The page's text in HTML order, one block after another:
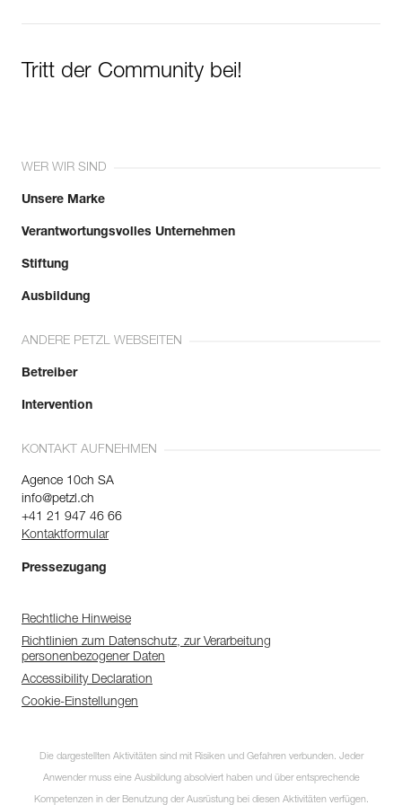
Tritt der Community bei!
WER WIR SIND
Unsere Marke
Verantwortungsvolles Unternehmen
Stiftung
Ausbildung
ANDERE PETZL WEBSEITEN
Betreiber
Intervention
KONTAKT AUFNEHMEN
Agence 10ch SA
info@petzl.ch
+41 21 947 46 66
Kontaktformular
Pressezugang
Rechtliche Hinweise
Richtlinien zum Datenschutz, zur Verarbeitung
personenbezogener Daten
Accessibility Declaration
Cookie-Einstellungen
Die dargestellten Aktivitäten sind mit Risiken und Gefahren verbunden. Jeder
Anwender muss eine Ausbildung absolviert haben und über entsprechende
Kompetenzen in der Benutzung der Ausrüstung bei diesen Aktivitäten verfügen.